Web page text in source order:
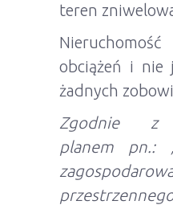
teren
obciążeń i nie
żadnych
Zgodnie z
planem pn.: